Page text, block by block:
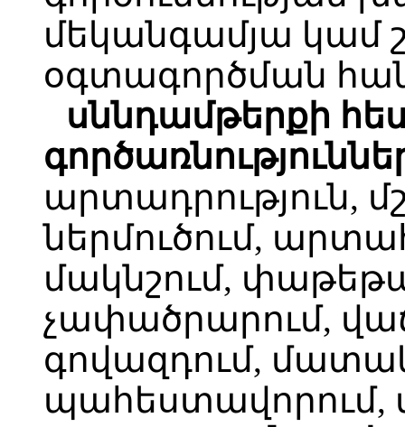
մեկանգամյա կամ
օգտագործման
սննդամթերքի
արտադրություն,
ներմուծում,
մակնշում,
չափածրարում,
գովազդում,
պահեստավորում,